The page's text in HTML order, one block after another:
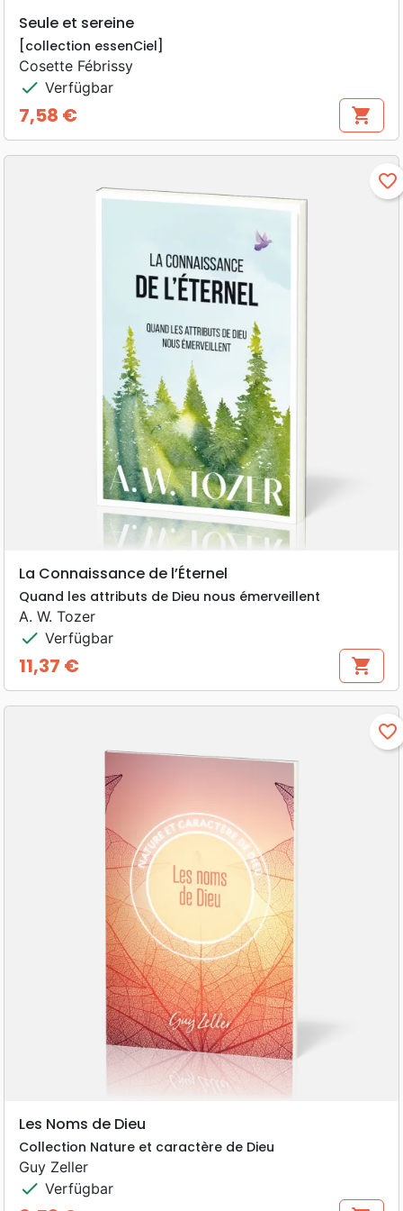
Seule et sereine
[collection essenCiel]
Cosette Fébrissy
check Verfügbar
Preis
7,58 € shopping_cart
favorite_border
La Connaissance de l’Éternel
Quand les attributs de Dieu nous émerveillent
A. W. Tozer
check Verfügbar
Preis
11,37 € shopping_cart
favorite_border
Les Noms de Dieu
Collection Nature et caractère de Dieu
Guy Zeller
check Verfügbar